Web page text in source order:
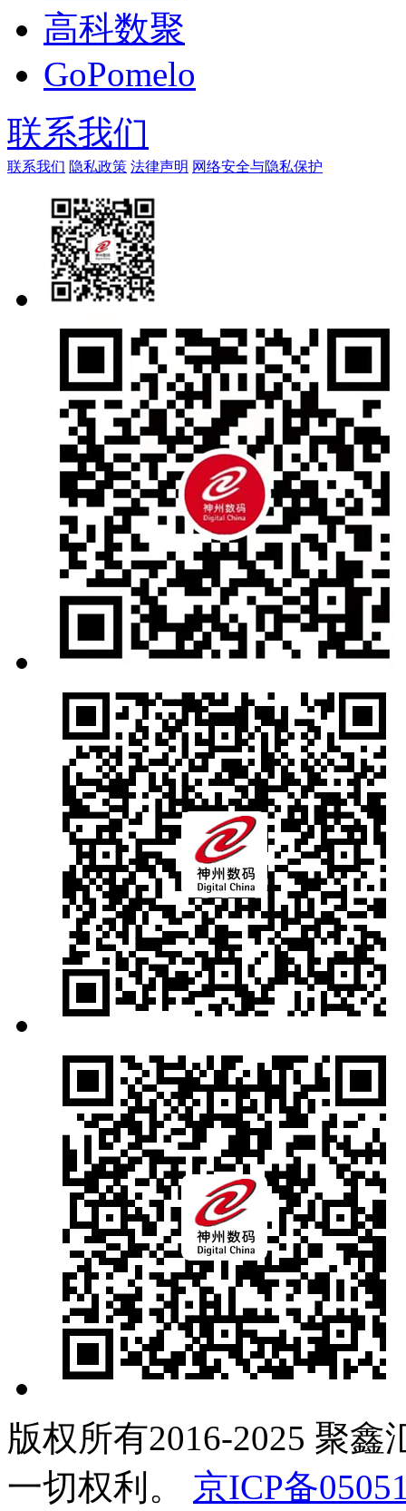
高科数聚
GoPomelo
联系我们
联系我们 隐私政策 法律声明 网络安全与隐私保护
版权所有2016-2025 聚鑫
一切权利。
京ICP备